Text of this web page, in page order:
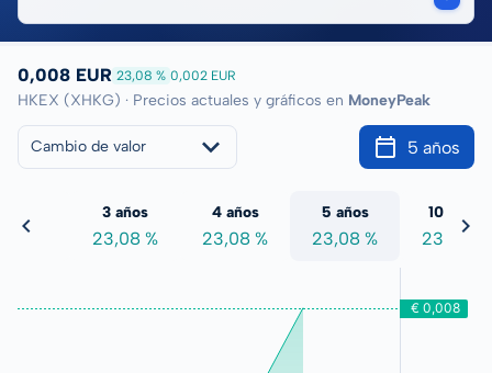
0,008 EUR 23,08 % 0,002 EUR
HKEX (XHKG) · Precios actuales y gráficos en MoneyPeak
Cambio de valor 5 años
%
3 años
23,08 %
4 años
23,08 %
5 años
23,08 %
10 años
23,08 %